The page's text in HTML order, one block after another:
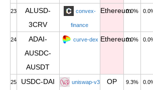
23
ALUSD-
3CRV
convex-
finance
Ethereum0.0%
24
ADAI-
AUSDC-
AUSDT
curve-dex Ethereum0.0%
25 USDC-DAI uniswap-v3
OP
9.3%